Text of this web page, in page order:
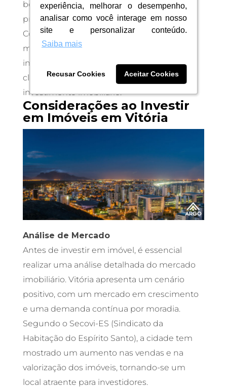
experiência, melhorar o desempenho,
analisar como você interage em nosso
site e personalizar conteúdo.
Saiba mais
Recusar Cookies Aceitar Cookies
experiência, melhorar o desempenho,
analisar como você interage em nosso
site e personalizar conteúdo.
Saiba mais
Recusar Cookies Aceitar Cookies
bem de qualidade em uma localização
privilegiada.
Com empreendimentos que combinam
modernidade, conforto e uma excelente
infraestrutura, a Argo proporciona aos seus
clientes a melhor experiência de moradia e
investimento imobiliário.
Considerações ao Investir
em Imóveis em Vitória
Análise de Mercado
Antes de investir em imóvel, é essencial
realizar uma análise detalhada do mercado
imobiliário. Vitória apresenta um cenário
positivo, com um mercado em crescimento
e uma demanda contínua por moradia.
Segundo o Secovi-ES (Sindicato da
Habitação do Espírito Santo), a cidade tem
mostrado um aumento nas vendas e na
valorização dos imóveis, tornando-se um
local atraente para investidores.